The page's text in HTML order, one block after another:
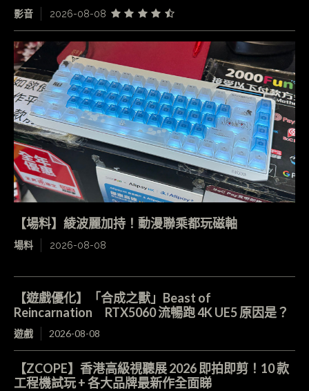
影音 2026-08-08
【場料】綾波麗加持！動漫聯乘都玩磁軸
場料 2026-08-08
【遊戲優化】「合成之獸」Beast of
Reincarnation RTX5060 流暢跑 4K UE5 原因是？
遊戲 2026-08-08
【ZCOPE】香港高級視聽展 2026 即拍即剪！10 款
工程機試玩 + 各大品牌最新作全面睇